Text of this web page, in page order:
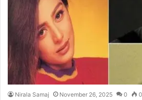
Nirala Samaj November 26, 2025 0 0